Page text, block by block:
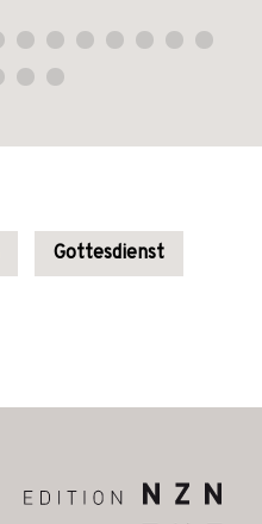
Gottesdienst